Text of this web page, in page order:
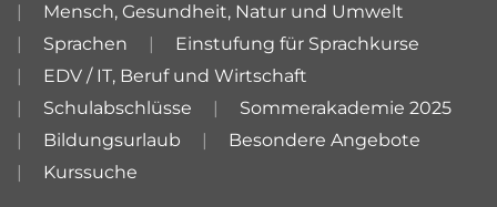
Mensch, Gesundheit, Natur und Umwelt
Sprachen
Einstufung für Sprachkurse
EDV / IT, Beruf und Wirtschaft
Schulabschlüsse
Sommerakademie 2025
Bildungsurlaub
Besondere Angebote
Kurssuche